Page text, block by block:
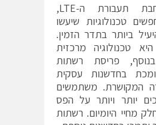
ככל שמתרחבת תעבורת ה-LTE,
טכנולוגיות שיעשו
ביותר בתדר הזמין.
טכנולוגיה מרכזית
פריסת רשתות
בחדשנות עסקית
המקושרת. משתמשים
יותר ויותר על הפס
מחיי היומיום. רשתות